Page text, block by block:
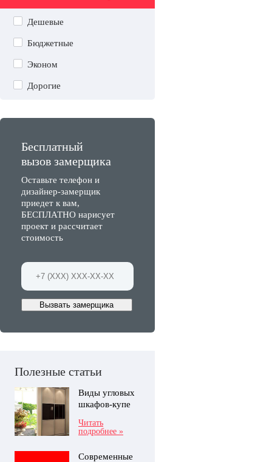
Дешевые
Бюджетные
Эконом
Дорогие
Бесплатный
вызов замерщика
Оставьте телефон и
дизайнер-замерщик
приедет к вам,
БЕСПЛАТНО нарисует
проект и рассчитает
стоимость
Вызвать замерщика
Полезные статьи
Виды угловых
шкафов-купе
Читать
подробнее »
Современные